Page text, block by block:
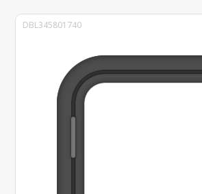
DBL345801740